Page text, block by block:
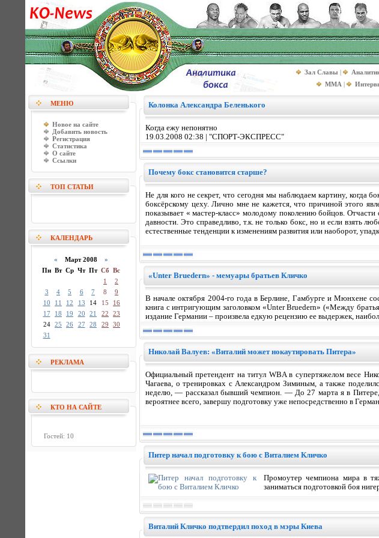
Зал Славы |
MMA |
МЕНЮ
Новое на сайте
Добавить новость
Регистрация
Статистика
О сайте
Ссылки
ТОП СТАТЬИ
КАЛЕНДАРЬ
« Март 2008 »
Пн Вт Ср Чт Пт Сб Вс
1
2
3
4 5 6 7 8
9
10
11 12 13 14 15
16
17
18 19 20 21 22
23
24
25 26 27 28 29
30
31
РЕКЛАМА
КТО НА САЙТЕ
Гостей: 10
Колонка Александра Беленького
Когда ежу непонятно
19.03.2008 02:38 | "СПОРТ-ЭКСПРЕСС"
Почему бокс становится старше?
Не для кого не секрет, что сегодня мы наблюдаем картину, когда
боксёрскому цеху. Лично мне не кажется, что причиной этого
показывает « мастер-класс» молодому поколению бойцов. Отчасти
давности. Это справедливо, т.к. не только бокс, но и если взять
естественные тенденции к изменениям развития или наоборот,
«Unter Bruedern» - мемуары братьев Кличко
В начале октября 2004-го года в Берлине, Гамбурге и Мюнхене
книга с интригующим заголовком «Unter Bruedern» («Между
издание Германии – произвела едкую рецензию ее выдержек,
Николай Валуев: «Виталий может нокаутировать Питера»
Официальный претендент на титул WBA в супертяжелом весе
Чагаева, о тренировках с Александром Зиминым, а также
неделю, — рассказал бывший чемпион. — До 27 марта я в
вероятнее всего, завершу подготовку уже непосредственно в
Питер начал подготовку к бою с Виталием Кличко
Промоутер чемпиона мира в
заниматься подготовкой боя
Виталий Кличко подтвердил поход в мэры Киева